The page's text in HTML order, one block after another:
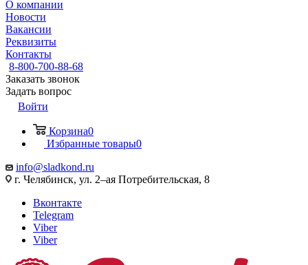
О компании
Новости
Вакансии
Реквизиты
Контакты
8-800-700-88-68
Заказать звонок
Задать вопрос
Войти
Корзина0
Избранные товары0
info@sladkond.ru
г. Челябинск, ул. 2–ая Потребительская, 8
Вконтакте
Telegram
Viber
Viber